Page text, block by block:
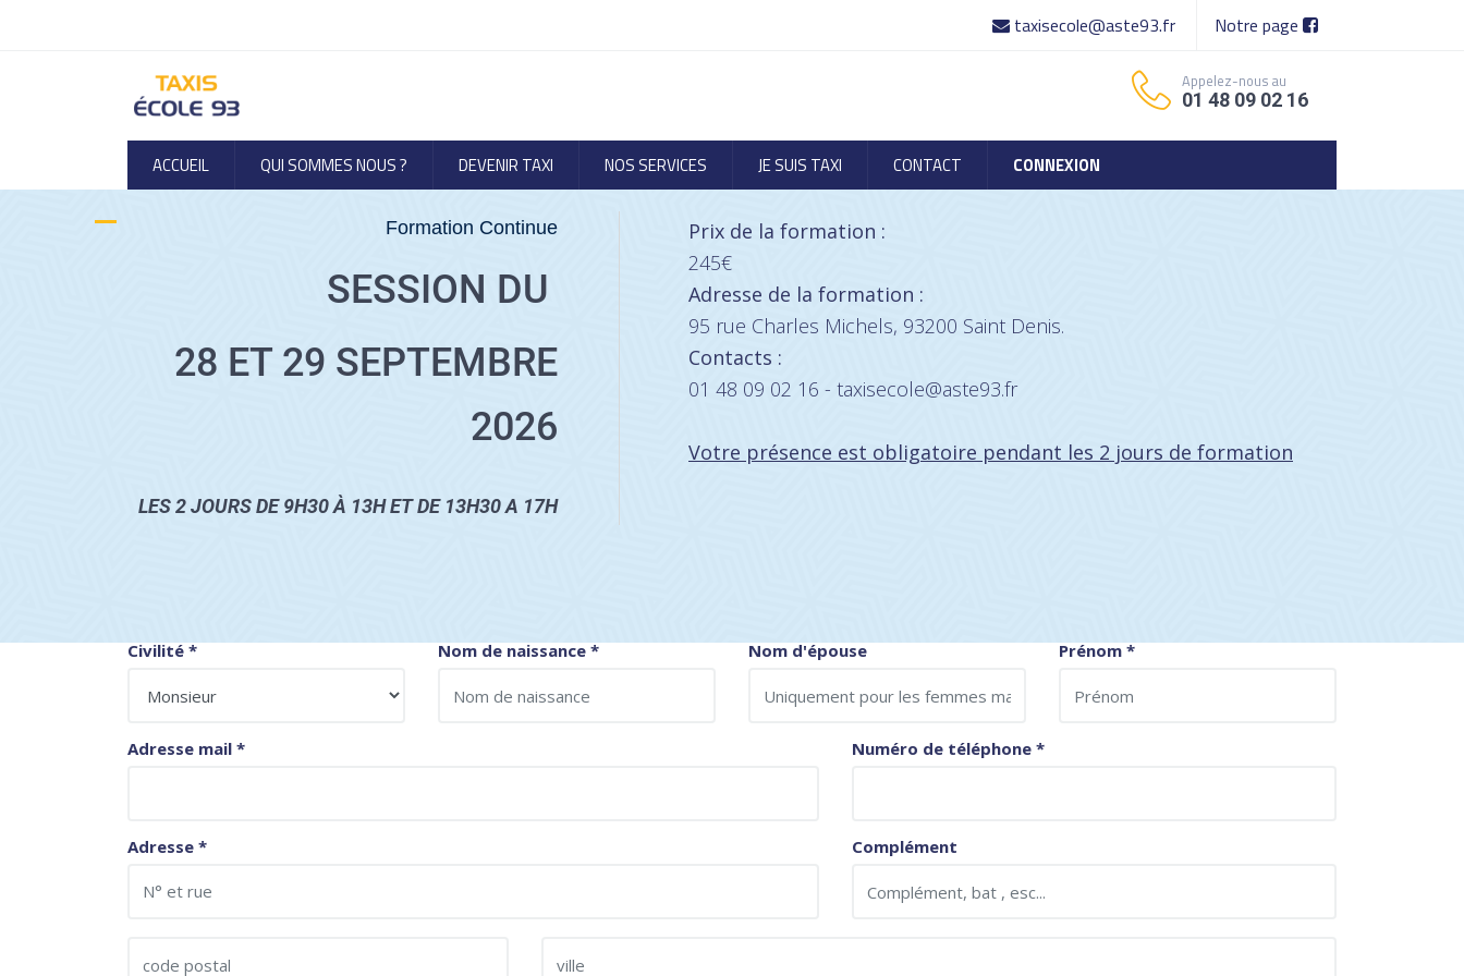
taxisecole@aste93.fr Notre page
Appelez-nous au
01 48 09 02 16
ACCUEIL QUI SOMMES NOUS ? DEVENIR TAXI NOS SERVICES JE SUIS TAXI CONTACT CONNEXION
Formation Continue
SESSION DU
28 ET 29 SEPTEMBRE
2026
LES 2 JOURS DE 9H30 À 13H ET DE 13H30 A 17H
Prix de la formation :
245€
Adresse de la formation :
95 rue Charles Michels, 93200 Saint Denis.
Contacts :
01 48 09 02 16 - taxisecole@aste93.fr
Votre présence est obligatoire pendant les 2 jours de formation
Civilité * Nom de naissance * Nom d'épouse Prénom *
Adresse mail * Numéro de téléphone *
Adresse * Complément